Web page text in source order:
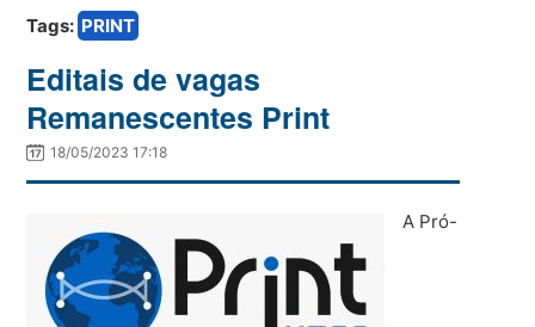
Tags: PRINT
Editais de vagas
Remanescentes Print
18/05/2023 17:18
A Pró-